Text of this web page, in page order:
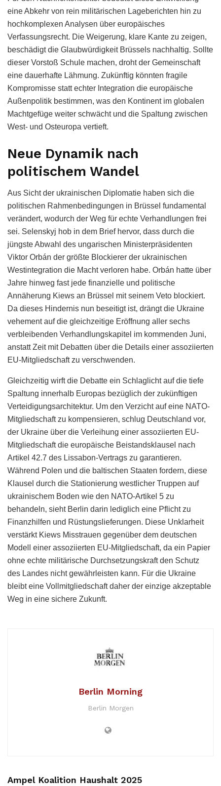
eine Abkehr von rein militärischen Lageberichten hin zu
hochkomplexen Analysen über europäisches
Verfassungsrecht. Die Weigerung, klare Kante zu zeigen,
beschädigt die Glaubwürdigkeit Brüssels nachhaltig. Sollte
dieser Vorstoß Schule machen, droht der Gemeinschaft
eine dauerhafte Lähmung. Zukünftig könnten fragile
Kompromisse statt echter Integration die europäische
Außenpolitik bestimmen, was den Kontinent im globalen
Machtgefüge weiter schwächt und die Spaltung zwischen
West- und Osteuropa vertieft.
Neue Dynamik nach
politischem Wandel
Aus Sicht der ukrainischen Diplomatie haben sich die
politischen Rahmenbedingungen in Brüssel fundamental
verändert, wodurch der Weg für echte Verhandlungen frei
sei. Selenskyj hob in dem Brief hervor, dass durch die
jüngste Abwahl des ungarischen Ministerpräsidenten
Viktor Orbán der größte Blockierer der ukrainischen
Westintegration die Macht verloren habe. Orbán hatte über
Jahre hinweg fast jede finanzielle und politische
Annäherung Kiews an Brüssel mit seinem Veto blockiert.
Da dieses Hindernis nun beseitigt ist, drängt die Ukraine
vehement auf die gleichzeitige Eröffnung aller sechs
verbleibenden Verhandlungskapitel im kommenden Juni,
anstatt Zeit mit Debatten über die Details einer assoziierten
EU-Mitgliedschaft zu verschwenden.
Gleichzeitig wirft die Debatte ein Schlaglicht auf die tiefe
Spaltung innerhalb Europas bezüglich der zukünftigen
Verteidigungsarchitektur. Um den Verzicht auf eine NATO-
Mitgliedschaft zu kompensieren, schlug Deutschland vor,
der Ukraine über die Verleihung einer assoziierten EU-
Mitgliedschaft die europäische Beistandsklausel nach
Artikel 42.7 des Lissabon-Vertrags zu garantieren.
Während Polen und die baltischen Staaten fordern, diese
Klausel durch die Stationierung westlicher Truppen auf
ukrainischem Boden wie den NATO-Artikel 5 zu
behandeln, sieht Berlin darin lediglich eine Pflicht zu
Finanzhilfen und Rüstungslieferungen. Diese Unklarheit
verstärkt Kiews Misstrauen gegenüber dem deutschen
Modell einer assoziierten EU-Mitgliedschaft, da ein Papier
ohne echte militärische Durchsetzungskraft den Schutz
des Landes nicht gewährleisten kann. Für die Ukraine
bleibt eine Vollmitgliedschaft daher der einzige akzeptable
Weg in eine sichere Zukunft.
Berlin Morning
Berlin Morgen
Ampel Koalition Haushalt 2025